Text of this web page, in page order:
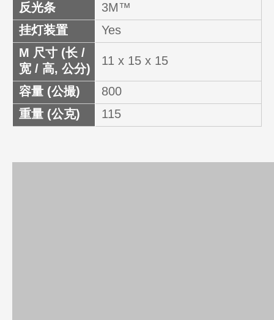
反光条
3M™
挂灯装置
Yes
M 尺寸 (长 /
宽 / 高, 公分)
11 x 15 x 15
容量 (公撮)
800
重量 (公克)
115